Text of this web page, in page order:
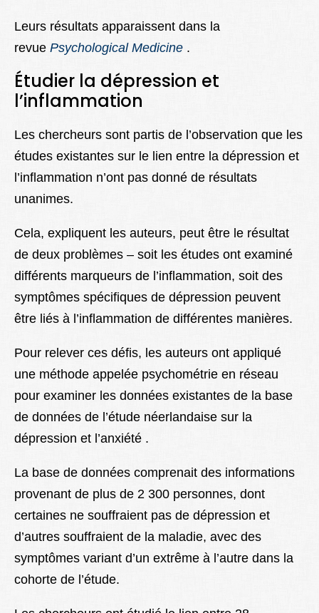
Leurs résultats apparaissent dans la
revue Psychological Medicine .
Étudier la dépression et
l’inflammation
Les chercheurs sont partis de l’observation que les
études existantes sur le lien entre la dépression et
l’inflammation n’ont pas donné de résultats
unanimes.
Cela, expliquent les auteurs, peut être le résultat
de deux problèmes – soit les études ont examiné
différents marqueurs de l’inflammation, soit des
symptômes spécifiques de dépression peuvent
être liés à l’inflammation de différentes manières.
Pour relever ces défis, les auteurs ont appliqué
une méthode appelée psychométrie en réseau
pour examiner les données existantes de la base
de données de l’étude néerlandaise sur la
dépression et l’anxiété .
La base de données comprenait des informations
provenant de plus de 2 300 personnes, dont
certaines ne souffraient pas de dépression et
d’autres souffraient de la maladie, avec des
symptômes variant d’un extrême à l’autre dans la
cohorte de l’étude.